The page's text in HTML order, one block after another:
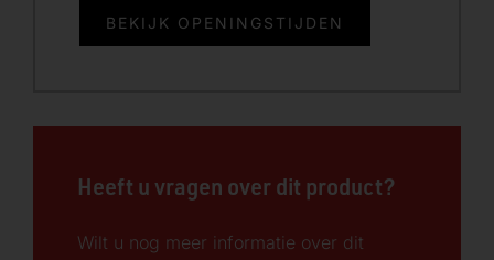
BEKIJK OPENINGSTIJDEN
Heeft u vragen over dit product?
Wilt u nog meer informatie over dit